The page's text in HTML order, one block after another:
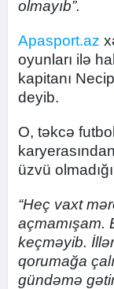
olmayıb”.
Apasport.az
oyunları ilə
kapitanı
deyib.
O, təkcə
üzvü
“Heç vaxt
açmamışam.
keçməyib.
qorumağa
gündəmə